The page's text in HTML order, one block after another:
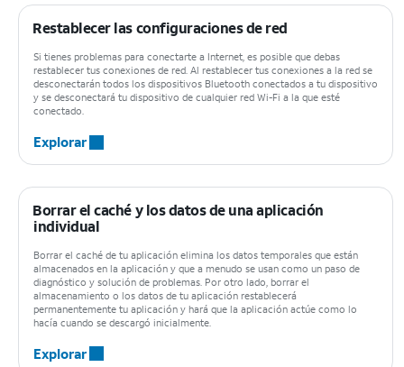
Restablecer las configuraciones de red
Si tienes problemas para conectarte a Internet, es posible que debas
restablecer tus conexiones de red. Al restablecer tus conexiones a la red se
desconectarán todos los dispositivos Bluetooth conectados a tu dispositivo
y se desconectará tu dispositivo de cualquier red Wi-Fi a la que esté
conectado.
Explorar
Borrar el caché y los datos de una aplicación
individual
Borrar el caché de tu aplicación elimina los datos temporales que están
almacenados en la aplicación y que a menudo se usan como un paso de
diagnóstico y solución de problemas. Por otro lado, borrar el
almacenamiento o los datos de tu aplicación restablecerá
permanentemente tu aplicación y hará que la aplicación actúe como lo
hacía cuando se descargó inicialmente.
Explorar